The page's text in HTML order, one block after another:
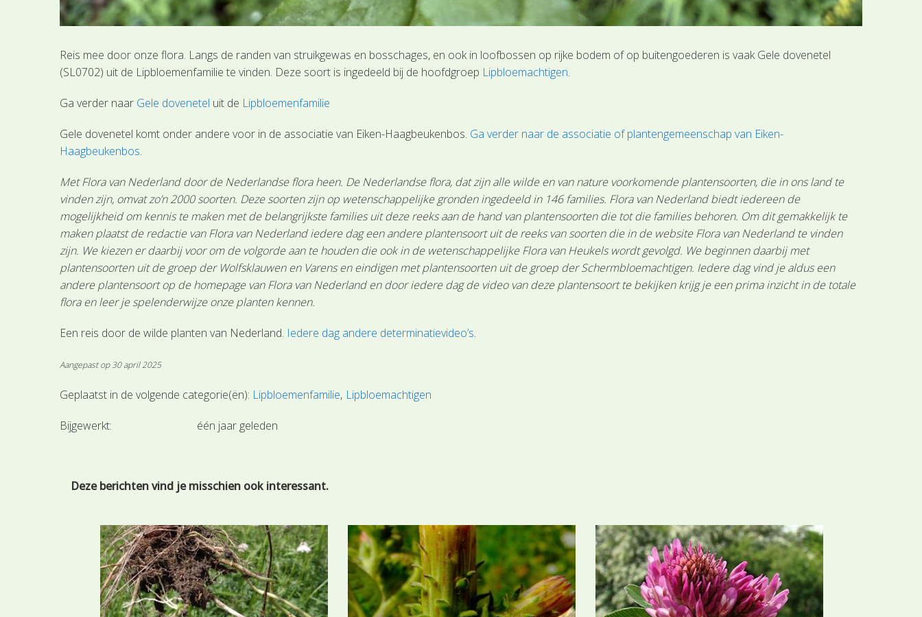
Reis mee door onze flora. Langs de randen van struikgewas en bosschages, en ook in loofbossen op rijke bodem of op buitengoederen is vaak Gele dovenetel
(SL0702) uit de Lipbloemenfamilie te vinden. Deze soort is ingedeeld bij de hoofdgroep Lipbloemachtigen.
Ga verder naar Gele dovenetel uit de Lipbloemenfamilie
Gele dovenetel komt onder andere voor in de associatie van Eiken-Haagbeukenbos. Ga verder naar de associatie of plantengemeenschap van Eiken-
Haagbeukenbos.
Met Flora van Nederland door de Nederlandse flora heen. De Nederlandse flora, dat zijn alle wilde en van nature voorkomende plantensoorten, die in ons land te
vinden zijn, omvat zo’n 2000 soorten. Deze soorten zijn op wetenschappelijke gronden ingedeeld in 146 families. Flora van Nederland biedt iedereen de
mogelijkheid om kennis te maken met de belangrijkste families uit deze reeks aan de hand van plantensoorten die tot die families behoren. Om dit gemakkelijk te
maken plaatst de redactie van Flora van Nederland iedere dag een andere plantensoort uit de reeks van soorten die in de website Flora van Nederland te vinden
zijn. We kiezen er daarbij voor om de volgorde aan te houden die ook in de wetenschappelijke Flora van Heukels wordt gevolgd. We beginnen daarbij met
plantensoorten uit de groep der Wolfsklauwen en Varens en eindigen met plantensoorten uit de groep der Schermbloemachtigen. Iedere dag vind je aldus een
andere plantensoort op de homepage van Flora van Nederland en door iedere dag de video van deze plantensoort te bekijken krijg je een prima inzicht in de totale
flora en leer je spelenderwijze onze planten kennen.
Een reis door de wilde planten van Nederland. Iedere dag andere determinatievideo’s.
Aangepast op 30 april 2025
Geplaatst in de volgende categorie(ën): Lipbloemenfamilie Lipbloemachtigen
Bijgewerkt: één jaar geleden
Deze berichten vind je misschien ook interessant.